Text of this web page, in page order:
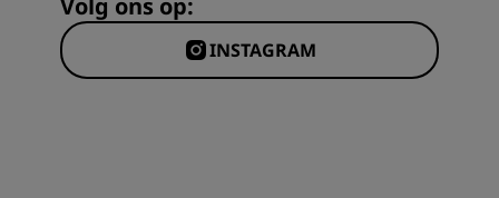
Volg ons op:
INSTAGRAM